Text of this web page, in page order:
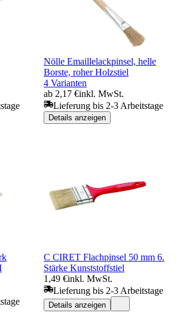
Nölle Emaillelackpinsel, helle
Borste, roher Holzstiel
4 Varianten
ab 2,17 €inkl. MwSt.
Lieferung bis 2-3 Arbeitstage
Details anzeigen
C CIRET Flachpinsel 50 mm 6.
Stärke Kunststoffstiel
1,49 €inkl. MwSt.
Lieferung bis 2-3 Arbeitstage
Details anzeigen